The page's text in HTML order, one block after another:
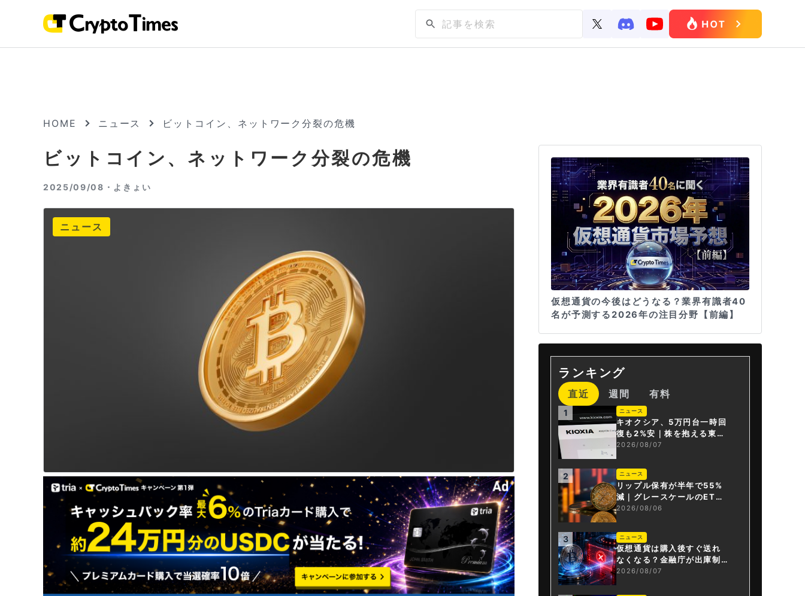
HOME ニュース ビットコイン、ネットワーク分裂の危機
ビットコイン、ネットワーク分裂の危機
2025/09/08・ よきょい
ニュース
仮想通貨の今後はどうなる？業界有識者40
名が予測する2026年の注目分野【前編】
ランキング
直近 週間 有料
1 ニュース
キオクシア、5万円台一時回
復も2%安｜株を抱える東芝
は純利益30倍
2026/08/07
2 ニュース
リップル保有が半年で55%
減｜グレースケールのET
F、純資産1.6億ドル減
2026/08/06
3 ニュース
仮想通貨は購入後すぐ送れ
なくなる？金融庁が出庫制
限を要請
2026/08/07